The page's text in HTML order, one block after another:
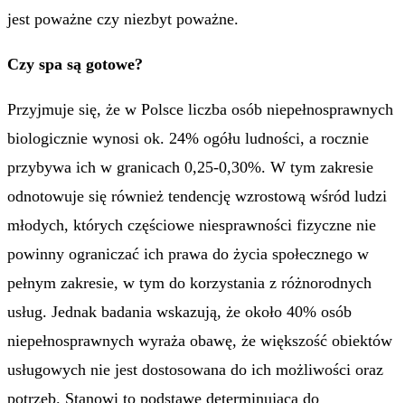
jest poważne czy niezbyt poważne.
Czy spa są gotowe?
Przyjmuje się, że w Polsce liczba osób niepełnosprawnych
biologicznie wynosi ok. 24% ogółu ludności, a rocznie
przybywa ich w granicach 0,25-0,30%. W tym zakresie
odnotowuje się również tendencję wzrostową wśród ludzi
młodych, których częściowe niesprawności fizyczne nie
powinny ograniczać ich prawa do życia społecznego w
pełnym zakresie, w tym do korzystania z różnorodnych
usług. Jednak badania wskazują, że około 40% osób
niepełnosprawnych wyraża obawę, że większość obiektów
usługowych nie jest dostosowana do ich możliwości oraz
potrzeb. Stanowi to podstawę determinującą do